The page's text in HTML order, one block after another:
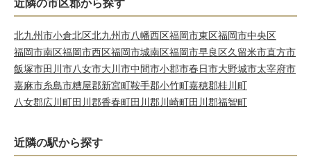
近隣の市区郡から探す
北九州市小倉北区北九州市八幡西区福岡市東区福岡市中央区
福岡市南区福岡市西区福岡市城南区福岡市早良区久留米市直方市
飯塚市田川市八女市大川市中間市小郡市春日市大野城市太宰府市
嘉麻市糸島市糟屋郡新宮町鞍手郡小竹町嘉穂郡桂川町
八女郡広川町田川郡香春町田川郡川崎町田川郡福智町
近隣の駅から探す